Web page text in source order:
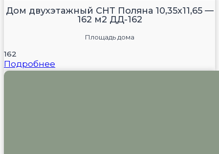
Дом двухэтажный СНТ Поляна 10,35х11,65 —
162 м2 ДД-162
Площадь дома
162
Подробнее